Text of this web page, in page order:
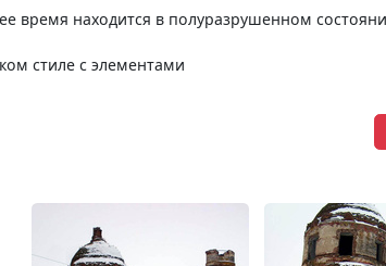
время находится в полуразрушенном
стиле с элементами